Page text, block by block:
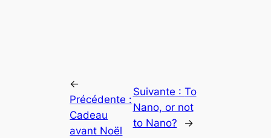
←
Précédente :
Cadeau
avant Noël
Suivante : To
Nano, or not
to Nano?
→